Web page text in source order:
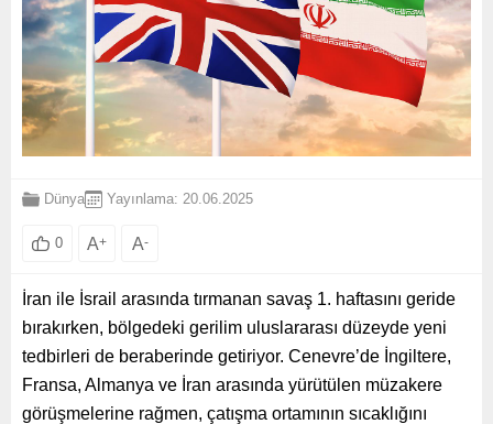
Dünya Yayınlama: 20.06.2025
0 A+ A-
İran ile İsrail arasında tırmanan savaş 1. haftasını geride
bırakırken, bölgedeki gerilim uluslararası düzeyde yeni
tedbirleri de beraberinde getiriyor. Cenevre’de İngiltere,
Fransa, Almanya ve İran arasında yürütülen müzakere
görüşmelerine rağmen, çatışma ortamının sıcaklığını